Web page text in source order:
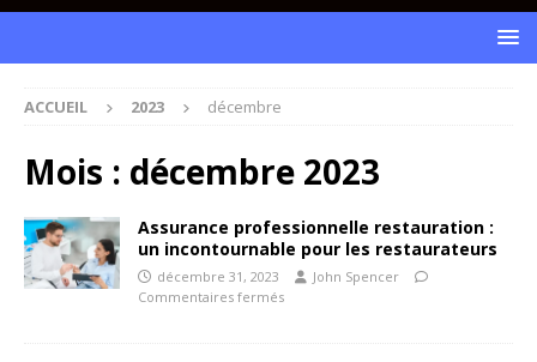
ACCUEIL 2023 décembre
Mois : décembre 2023
Assurance professionnelle restauration :
un incontournable pour les restaurateurs
décembre 31, 2023
John Spencer
Commentaires fermés